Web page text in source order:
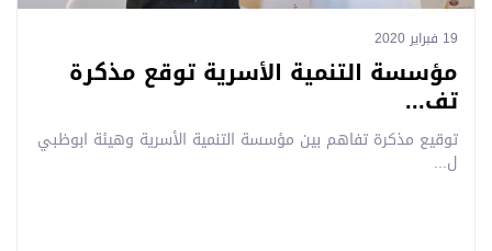
19 فبراير 2020
مؤسسة التنمية الأسرية توقع مذكرة
تف...
توقيع مذكرة تفاهم بين مؤسسة التنمية الأسرية وهيئة ابوظبي
ل...